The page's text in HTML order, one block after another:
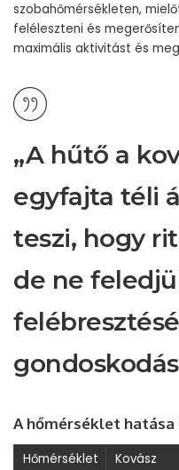
szobahőmérsékleten,
feléleszteni és
maximális aktivitást és
„A hűtő a
egyfajta téli
teszi, hogy
de ne
A hőmérséklet
Hőmérséklet
Kovász